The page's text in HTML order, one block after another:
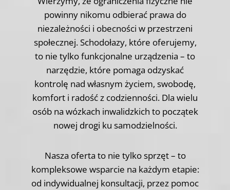
powinny nikomu odbierać prawa do
niezależności i obecności w przestrzeni
społecznej. Schodołazy, które oferujemy,
to nie tylko funkcjonalne urządzenia – to
narzędzie, które pomaga odzyskać
kontrolę nad własnym życiem, swobodę,
komfort i radość z codzienności. Dla wielu
osób na wózkach inwalidzkich to początek
nowej drogi ku samodzielności.
Nasza oferta to nie tylko sprzęt – to
kompleksowe wsparcie na każdym etapie:
od indywidualnej konsultacji, przez pomoc